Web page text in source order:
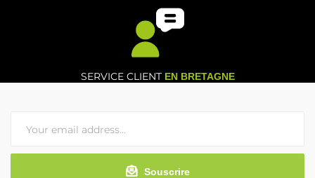
SERVICE CLIENT EN BRETAGNE
Souscrire